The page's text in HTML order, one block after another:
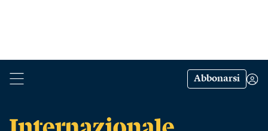
Abbonarsi